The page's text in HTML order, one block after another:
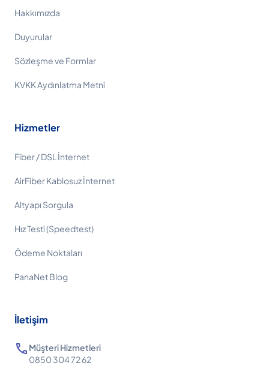
Hakkımızda
Duyurular
Sözleşme ve Formlar
KVKK Aydınlatma Metni
Hizmetler
Fiber / DSL İnternet
AirFiber Kablosuz İnternet
Altyapı Sorgula
Hız Testi (Speedtest)
Ödeme Noktaları
PanaNet Blog
İletişim
call Müşteri Hizmetleri
0850 304 72 62